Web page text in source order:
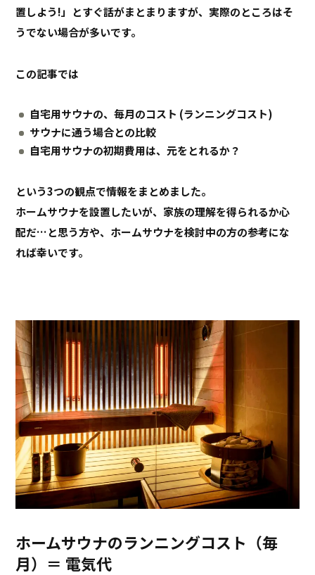
置しよう!」とすぐ話がまとまりますが、実際のところはそ
うでない場合が多いです。
この記事では
自宅用サウナの、毎月のコスト (ランニングコスト)
サウナに通う場合との比較
自宅用サウナの初期費用は、元をとれるか？
という3つの観点で情報をまとめました。
ホームサウナを設置したいが、家族の理解を得られるか心
配だ…と思う方や、ホームサウナを検討中の方の参考にな
れば幸いです。
ホームサウナのランニングコスト（毎
月）＝ 電気代